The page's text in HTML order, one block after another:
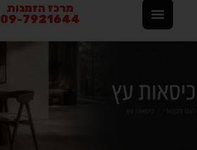
מרכז הזמנות
09-7921644